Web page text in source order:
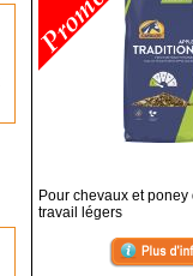
Pour chevaux et
travail légers